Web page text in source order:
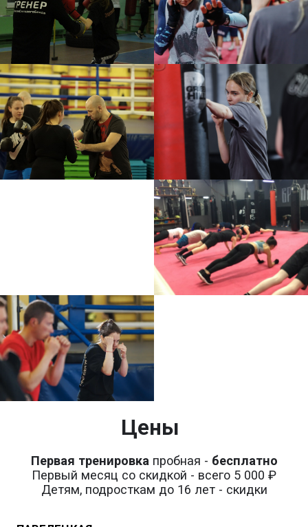
Цены
Первая тренировкапробная -бесплатно
Первый месяц со скидкой - всего 5 000 ₽
Детям, подросткам до 16 лет - скидки
ПАВЕЛЕЦКАЯ
3 РАЗА В НЕДЕЛЮ
ПН СР ПТ 21.00-23.00
6 000 ₽/мес.
5 500 ₽/мес.
МАРЬИНА РОЩА
1 РАЗ В НЕДЕЛЮ
20.00 - 22.00
(акция для новичков, в первый месяц).
4 000 ₽/мес.
ВТ ЧТ 20.00 - 22.00
Скидка при оплате на пробной тренировке
5 000 ₽/мес.*
6 000 ₽/мес.
*на первый месяц
6 000 ₽/мес.
ВТ ЧТ 20.30 - 22.30 СБ 12.00 - 14.00
Скидка при оплате на пробной тренировке
5 000 ₽/мес.*
НИЖЕГОРОДСКАЯ